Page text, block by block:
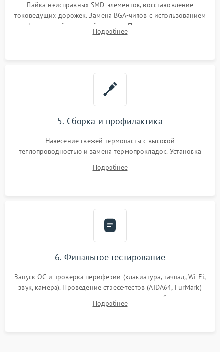
Пайка неисправных SMD-элементов, восстановление
токоведущих дорожек. Замена BGA-чипов с использованием
инфракрасной паяльной станции. Прошивка микросхемы
BIOS или замена поврежденных портов USB
Подробнее
5. Сборка и профилактика
Нанесение свежей термопасты с высокой
теплопроводностью и замена термопрокладок. Установка
шлейфов, модулей памяти и накопителей. Предварительная
Подробнее
6. Финальное тестирование
Запуск ОС и проверка периферии (клавиатура, тачпад, Wi-Fi,
звук, камера). Проведение стресс-тестов (AIDA64, FurMark)
для контроля температурного режима и стабильности
системы под пиковой нагрузкой.
Подробнее